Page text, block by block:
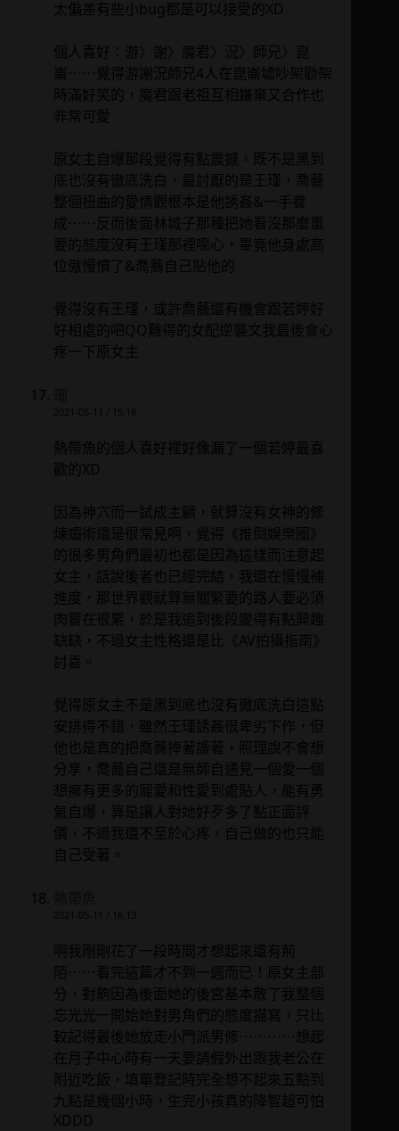
太偏差有些小bug都是可以接受的XD
個人喜好：游〉謝〉魔君〉況〉師兄〉崑
崙⋯⋯覺得游謝況師兄4人在崑崙墟吵架勸架
時滿好笑的，魔君跟老祖互相嫌棄又合作也
非常可愛
原女主自爆那段覺得有點震撼，既不是黑到
底也沒有徹底洗白，最討厭的是王瑾，喬蕎
整個扭曲的愛情觀根本是他誘姦&一手養
成⋯⋯反而後面林城子那種把她看沒那麼重
要的態度沒有王瑾那裡噁心，畢竟他身處高
位傲慢慣了&喬蕎自己貼他的
覺得沒有王瑾，或許喬蕎還有機會跟若婷好
好相處的吧QQ難得的女配逆襲文我最後會心
疼一下原女主
2021-05-11 / 15:18
熱帶魚的個人喜好裡好像漏了一個若婷最喜
歡的XD
因為神穴而一試成主顧，就算沒有女神的修
煉媚術還是很常見啊，覺得《推倒娛樂圈》
的很多男角們最初也都是因為這樣而注意起
女主，話說後者也已經完結，我還在慢慢補
進度，那世界觀就算無關緊要的路人要必須
肉實在很累，於是我追到後段變得有點興趣
缺缺，不過女主性格還是比《AV拍攝指南》
討喜。
覺得原女主不是黑到底也沒有徹底洗白這點
安排得不錯，雖然王瑾誘姦很卑劣下作，但
他也是真的把喬蕎捧著護著，照理說不會想
分享，喬蕎自己還是無師自通見一個愛一個
想擁有更多的寵愛和性愛到處貼人，能有勇
氣自爆，算是讓人對她好歹多了點正面評
價，不過我還不至於心疼，自己做的也只能
自己受著。
2021-05-11 / 16:13
啊我剛剛花了一段時間才想起來還有荊
陌⋯⋯看完這篇才不到一週而已！原女主部
分，對齁因為後面她的後宮基本散了我整個
忘光光一開始她對男角們的態度描寫，只比
較記得最後她放走小門派男修⋯⋯⋯⋯想起
在月子中心時有一天要請假外出跟我老公在
附近吃飯，填單登記時完全想不起來五點到
九點是幾個小時，生完小孩真的降智超可怕
XDDD